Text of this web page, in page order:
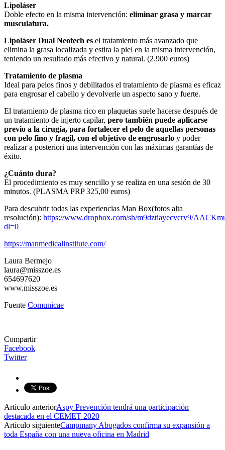
Lipoláser
Doble efecto en la misma intervención: eliminar grasa y marcar
musculatura.
Lipoláser Dual Neotech es el tratamiento más avanzado que
elimina la grasa localizada y estira la piel en la misma intervención,
teniendo un resultado más efectivo y natural. (2.900 euros)
Tratamiento de plasma
Ideal para pelos finos y debilitados el tratamiento de plasma es eficaz
para engrosar el cabello y devolverle un aspecto sano y fuerte.
El tratamiento de plasma rico en plaquetas suele hacerse después de
un tratamiento de injerto capilar, pero también puede aplicarse
previo a la cirugía, para fortalecer el pelo de aquellas personas
con pelo fino y fragil, con el objetivo de engrosarlo y poder
realizar a posteriori una intervención con las máximas garantías de
éxito.
¿Cuánto dura?
El procedimiento es muy sencillo y se realiza en una sesión de 30
minutos. (PLASMA PRP 325,00 euros)
Para descubrir todas las experiencias Man Box(fotos alta
resolución): https://www.dropbox.com/sh/m9dztiayecvcrv9/
dl=0
https://manmedicalinstitute.com/
Laura Bermejo
laura@misszoe.es
654697620
www.misszoe.es
Fuente Comunicae
Compartir
Facebook
Twitter
Artículo anteriorAspy Prevención tendrá una participación
destacada en el CEMET 2020
Artículo siguienteCampmany Abogados confirma su expansión a
toda España con una nueva oficina en Madrid